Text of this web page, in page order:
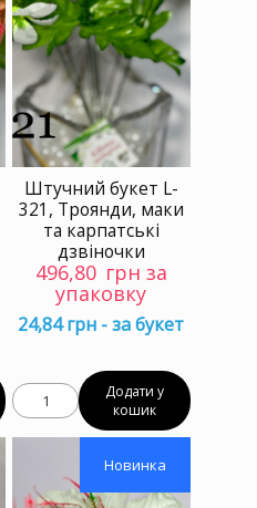
Штучний букет L-
321, Троянди, маки
та карпатські
дзвіночки
496,80 грн за
упаковку
24,84 грн - за букет
Додати у
кошик
Новинка